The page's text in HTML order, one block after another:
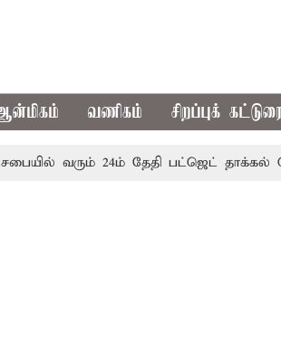
வணிகம் சிறப்புக்
வரும் 24ம் தேதி பட்ஜெட் தாக்கல்